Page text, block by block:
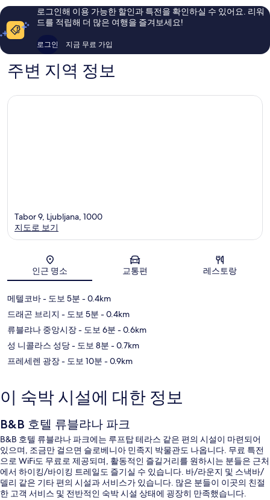
IHG
지
그
해
이
용
645
이
용
로그인해 이용 가능한 할인과 특전을 확인하실 수 있어요. 리워
드를 적립해 더 많은 여행을 즐겨보세요!
로그인 지금 무료 가입
주변 지역 정보
지도
Tabor 9, Ljubljana, 1000
지도로 보기
인근 명소 교통편 레스토랑
메텔코바- 도보 5분 - 0.4km
드래곤 브리지 - 도보 5분 - 0.4km
류블랴나 중앙시장- 도보 6분 - 0.6km
성 니콜라스 성당- 도보 8분 - 0.7km
프레세렌 광장- 도보 10분 - 0.9km
이 숙박 시설에 대한 정보
B&B 호텔 류블랴나 파크
B&B 호텔 류블랴나 파크에는 루프탑 테라스 같은 편의 시설이 마련되어
있으며, 조금만 걸으면 슬로베니아 민족지 박물관도 나옵니다. 무료 특전
으로 WiFi도 무료로 제공되며, 활동적인 즐길거리를 원하시는 분들은 근처
에서 하이킹/바이킹 트레일도 즐기실 수 있습니다. 바/라운지 및 스낵바/
델리 같은 기타 편의 시설과 서비스가 있습니다. 많은 분들이 이곳의 친절
한 고객 서비스 및 전반적인 숙박 시설 상태에 굉장히 만족했습니다.